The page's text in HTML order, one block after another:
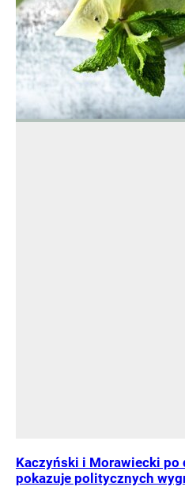
Kaczyński i Morawiecki po
pokazuje politycznych